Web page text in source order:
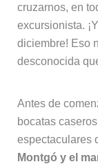
cruzarnos, en
excursionista.
diciembre! Eso
desconocida
Antes de
bocatas
espectaculares
Montgó y el